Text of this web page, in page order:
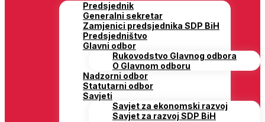
Predsjednik
Generalni sekretar
Zamjenici predsjednika SDP BiH
Predsjedništvo
Glavni odbor
Rukovodstvo Glavnog odbora
O Glavnom odboru
Nadzorni odbor
Statutarni odbor
Savjeti
Savjet za ekonomski razvoj
Savjet za razvoj SDP BiH